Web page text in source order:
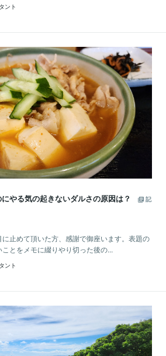
ント
やる気の起きないダルさの原因は？
記
止めて頂いた方、感謝で御座います。表題の
とをメモに綴りやり切った後の...
ント